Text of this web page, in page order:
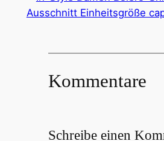
Kommentare
Schreibe einen